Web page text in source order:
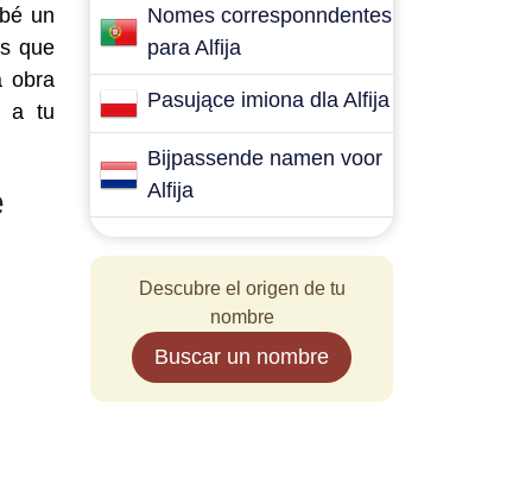
un
que
obra
a tu
Nomes corresponndentes
para Alfija
Pasujące imiona dla Alfija
Bijpassende namen voor
Alfija
Descubre el origen de tu
nombre
Buscar un nombre